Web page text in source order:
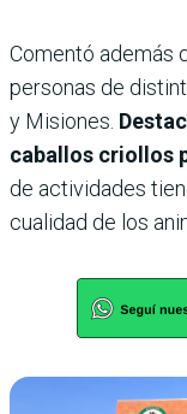
Comentó además
personas de
y Misiones.
caballos criollos
de actividades
cualidad de los